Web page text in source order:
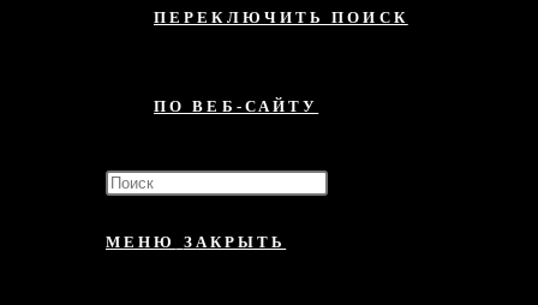
ПЕРЕКЛЮЧИТЬ ПОИСК
ПО ВЕБ-САЙТУ
МЕНЮ ЗАКРЫТЬ